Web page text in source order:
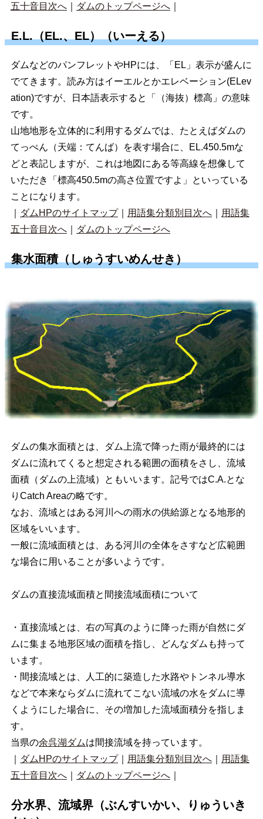
五十音目次へ
ダムのトップページへ
E.L.（EL.、EL）（いーえる）
ダムなどのパンフレットやHPには、「EL」表示が盛んに
でてきます。読み方はイーエルとかエレベーション(ELev
ation)ですが、日本語表示すると「（海抜）標高」の意味
です。
山地地形を立体的に利用するダムでは、たとえばダムの
てっぺん（天端：てんば）を表す場合に、EL.450.5mな
どと表記しますが、これは地図にある等高線を想像して
いただき「標高450.5mの高さ位置ですよ」といっている
ことになります。
ダムHPのサイトマップ｜ 用語集分類別目次へ
用語集
五十音目次へ
ダムのトップページへ
集水面積（しゅうすいめんせき）
ダムの集水面積とは、ダム上流で降った雨が最終的には
ダムに流れてくると想定される範囲の面積をさし、流域
面積（ダムの上流域）ともいいます。記号ではC.A.とな
りCatch Areaの略です。
なお、流域とはある河川への雨水の供給源となる地形的
区域をいいます。
一般に流域面積とは、ある河川の全体をさすなど広範囲
な場合に用いることが多いようです。
ダムの直接流域面積と間接流域面積について
・直接流域とは、右の写真のように降った雨が自然にダ
ムに集まる地形区域の面積を指し、どんなダムも持って
います。
・間接流域とは、人工的に築造した水路やトンネル導水
などで本来ならダムに流れてこない流域の水をダムに導
くようにした場合に、その増加した流域面積分を指しま
す。
当県の余呉湖ダムは間接流域を持っています。
ダムHPのサイトマップ｜ 用語集分類別目次へ
用語集
五十音目次へ
ダムのトップページへ
分水界、流域界（ぶんすいかい、りゅういき